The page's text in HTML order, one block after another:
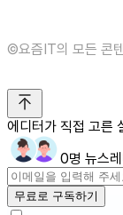
©️요즘IT의 모든 콘
에디터가 직접 고른
0명 뉴스
무료로 구독하기